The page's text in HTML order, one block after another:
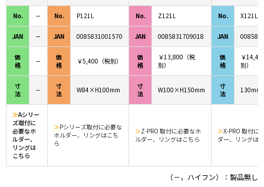
No. － No. P121L No. Z121L No. X121L
JAN － JAN 0085831001570 JAN 0085831709018 JAN
価
格
－
価
格
￥5,400（税別）
価
格
￥13,800（税
別）
価
格
￥
別）
寸
法
－
寸
法
W84×H100mm
寸
法
W100×H150mm
寸
法
≫Aシリー
ズ取付に
必要なホ
ルダー、
リングは
こちら
≫Pシリーズ取付に必要な
ホルダー、リングはこち
ら
≫Z-PRO 取付に必要なホ
ルダー、リングはこちら
≫X-PRO 取付に
ダー、リングは
（－，ハイフン）：製品無し